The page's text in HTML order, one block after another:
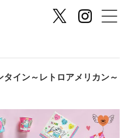
イン～レトロアメリカン～